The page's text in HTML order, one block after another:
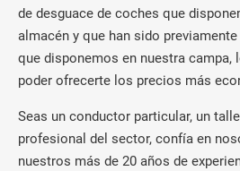
de desguace de coches que
almacén y que han sido
que disponemos en nuestra campa,
poder ofrecerte los precios más
Seas un conductor particular, un
profesional del sector, confía en
nuestros más de 20 años de